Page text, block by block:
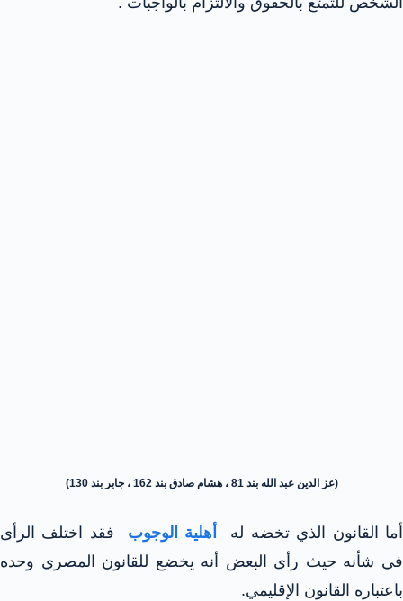
(عز الدين عبد الله بند 81 ، هشام صادق بند 162 ، جابر بند 130)
أما القانون الذي تخضه له أهلية الوجوب
فقد اختلف الرأى
في شأنه حيث رأى البعض أنه يخضع للقانون المصري وحده
باعتباره القانون الإقليمي.